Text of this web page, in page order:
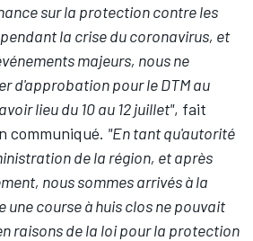
sur la protection contre les
la crise du coronavirus, et
majeurs, nous ne
d'approbation pour le DTM au
lieu du 10 au 12 juillet", fait
communiqué. "En tant qu'autorité
de la région, et après
nous sommes arrivés à la
une course à huis clos ne pouvait
raisons de la loi pour la protection